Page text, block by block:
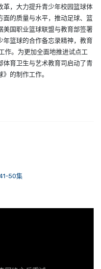
革，大力提升青少年校园篮球体
面的质量与水平，推动足球、篮
美国职业篮球联盟与教育部签署
年篮球的合作备忘录精神，教育
作。为更加全面地推进试点工
体育卫生与艺术教育司启动了青
的制作工作。
50集